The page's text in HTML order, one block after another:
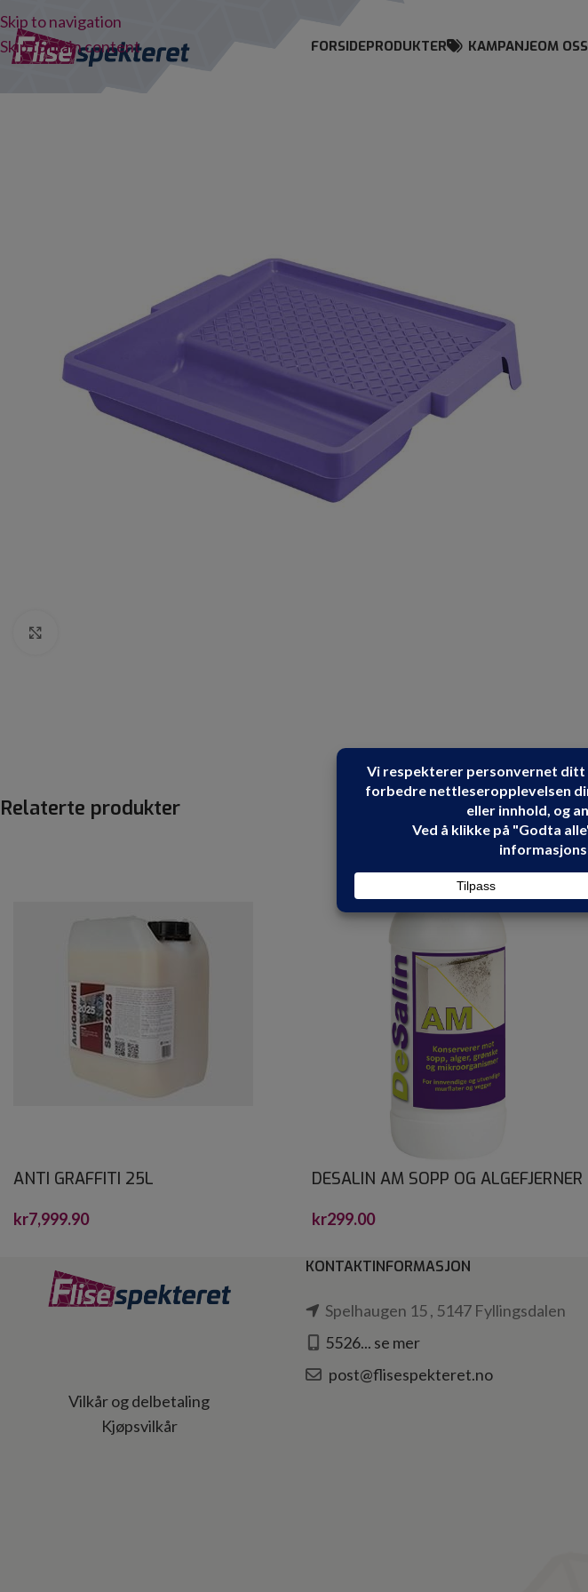
Skip to navigation
Skip to main content
FORSIDEPRODUKTER KAMPANJEOM OSS
Relaterte produkter
ANTI GRAFFITI 25L
kr7,999.90
DESALIN AM SOPP OG ALGEFJERNER
kr299.00
Vilkår og delbetaling
Kjøpsvilkår
KONTAKTINFORMASJON
Spelhaugen 15 , 5147 Fyllingsdalen
5526... se mer
post@flisespekteret.no